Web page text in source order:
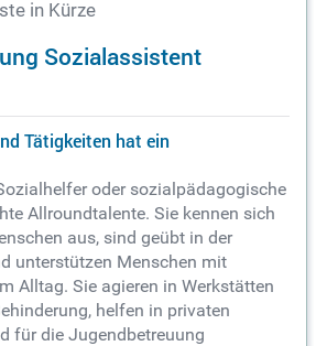
in Kürze
Sozialassistent
Tätigkeiten hat ein
oder sozialpädagogische
Allroundtalente. Sie kennen sich
aus, sind geübt in der
unterstützen Menschen mit
Alltag. Sie agieren in Werkstätten
helfen in privaten
für die Jugendbetreuung